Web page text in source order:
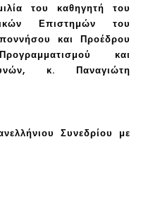
του καθηγητή του
Επιστημών του
και Προέδρου
και
κ. Παναγιώτη
Συνεδρίου με